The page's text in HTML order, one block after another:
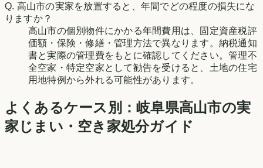
Q. 高山市の実家を放置すると、年間でどの程度の損失にな
りますか？
高山市の個別物件にかかる年間費用は、固定資産税評
価額・保険・修繕・管理方法で異なります。納税通知
書と実際の管理費をもとに確認してください。管理不
全空家・特定空家として勧告を受けると、土地の住宅
用地特例から外れる可能性があります。
よくあるケース別：岐阜県高山市の実
家じまい・空き家処分ガイド